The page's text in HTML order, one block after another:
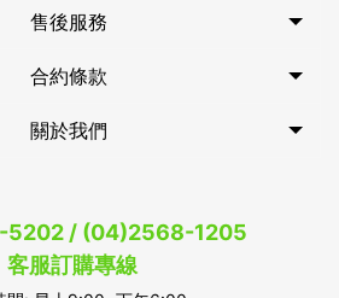
售後服務
合約條款
關於我們
/ (04)2568-1205
客服訂購專線